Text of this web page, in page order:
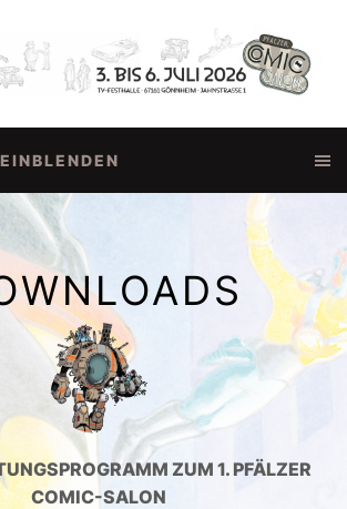
ZUM 1. PFÄLZER
COMIC-SALON